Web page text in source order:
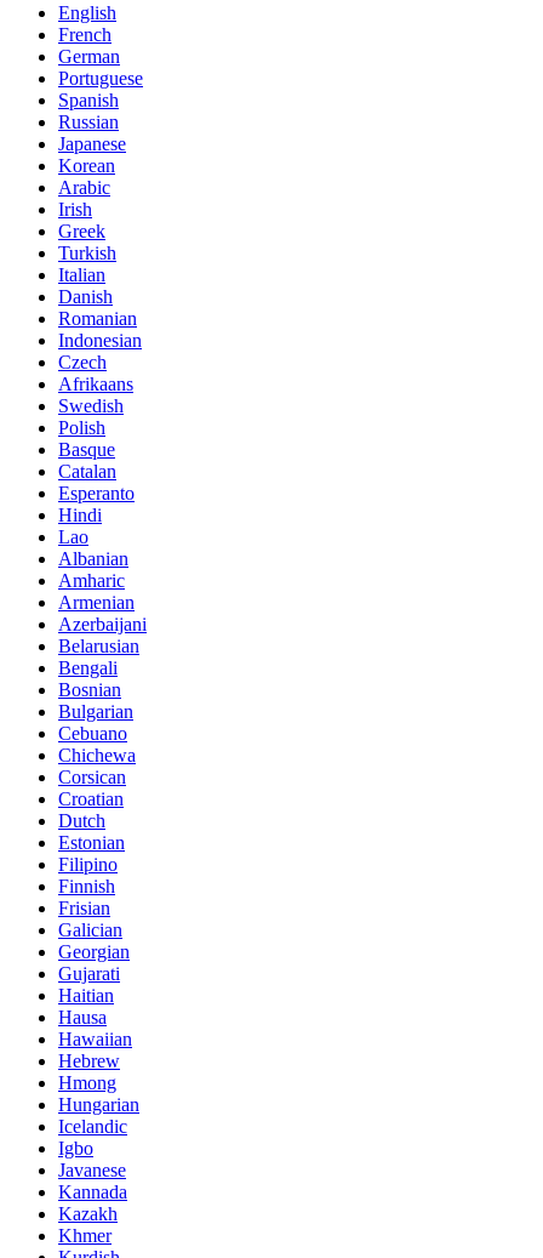
English
French
German
Portuguese
Spanish
Russian
Japanese
Korean
Arabic
Irish
Greek
Turkish
Italian
Danish
Romanian
Indonesian
Czech
Afrikaans
Swedish
Polish
Basque
Catalan
Esperanto
Hindi
Lao
Albanian
Amharic
Armenian
Azerbaijani
Belarusian
Bengali
Bosnian
Bulgarian
Cebuano
Chichewa
Corsican
Croatian
Dutch
Estonian
Filipino
Finnish
Frisian
Galician
Georgian
Gujarati
Haitian
Hausa
Hawaiian
Hebrew
Hmong
Hungarian
Icelandic
Igbo
Javanese
Kannada
Kazakh
Khmer